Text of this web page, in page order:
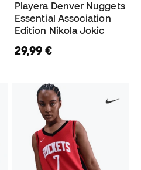
Playera Denver Nuggets
Essential Association
Edition Nikola Jokic
29,99 €